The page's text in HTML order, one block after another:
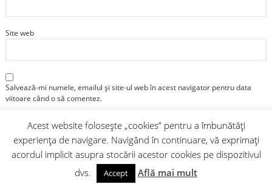
Site web
Salvează-mi numele, emailul și site-ul web în acest navigator pentru data
viitoare când o să comentez.
Acest website folosește „cookies” pentru a îmbunătăți
experiența de navigare. Navigând în continuare, vă exprimați
acordul implicit asupra stocării acestor cookies pe dispozitivul
dvs.
Accept Află mai mult